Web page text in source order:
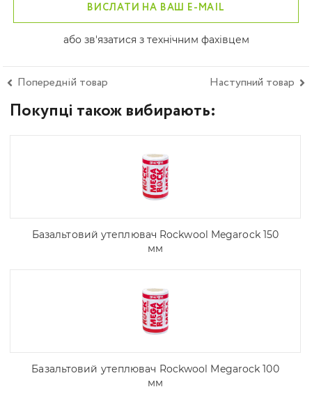
ВИСЛАТИ НА ВАШ E-MAIL
або зв'язатися з технічним фахівцем
Попередній товар Наступний товар
Покупці також вибирають:
Базальтовий утеплювач Rockwool Megarock 150
мм
Базальтовий утеплювач Rockwool Megarock 100
мм